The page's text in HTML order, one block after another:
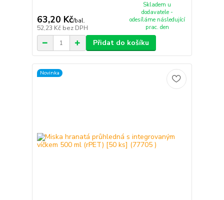
63,20 Kč/bal.
52,23 Kč bez DPH
Skladem u
dodavatele -
odesíláme následující
prac. den
Přidat do košíku
Novinka